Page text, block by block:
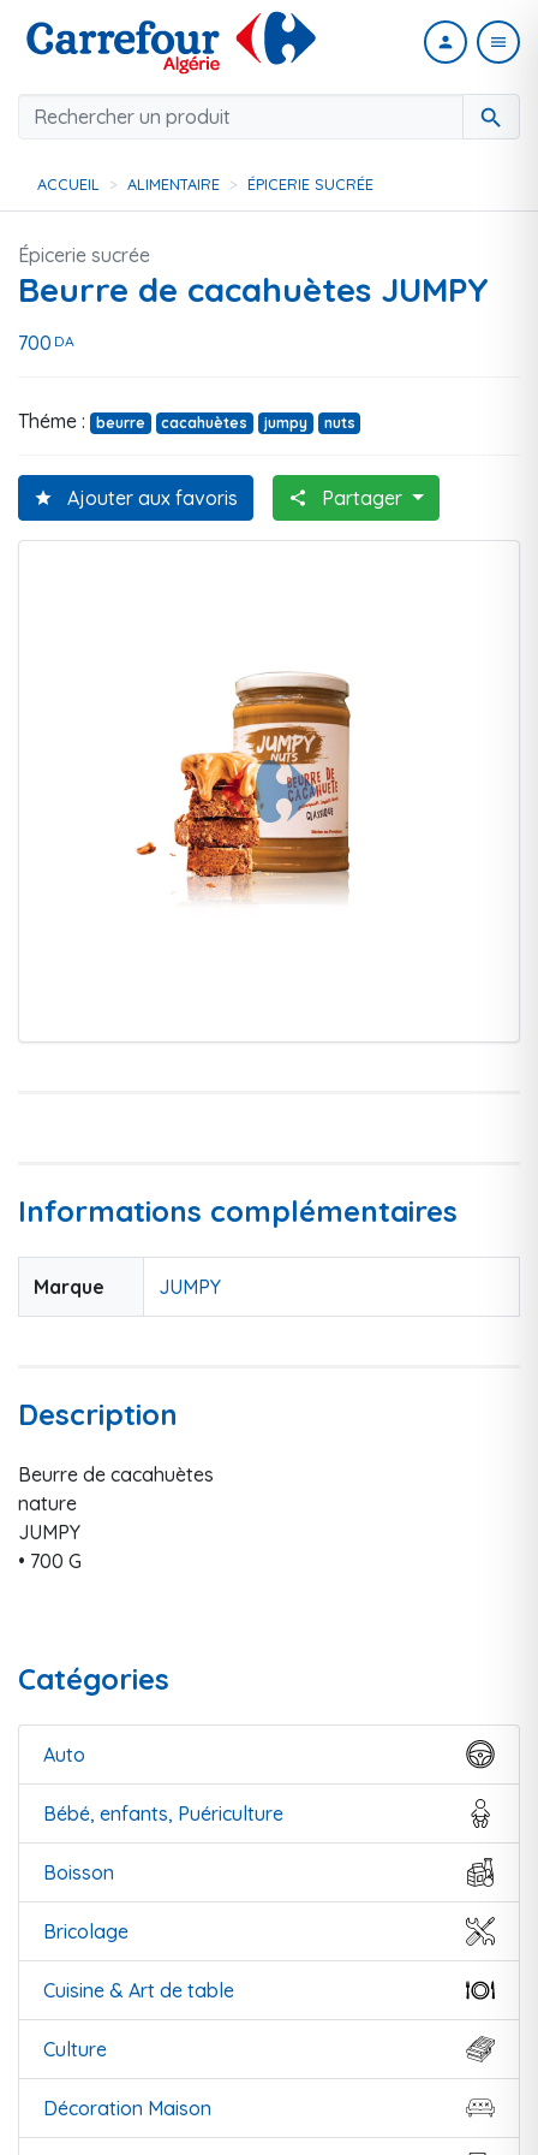
search
person menu
ACCUEIL ALIMENTAIRE ÉPICERIE SUCRÉE
Catégories
Auto
Bébé, enfants, Puériculture
Boisson
Bricolage
Cuisine & Art de table
Culture
Décoration Maison
Épicerie sucrée
Beurre de cacahuètes JUMPY
700 DA
Théme : beurre cacahuètes jumpy nuts
star Ajouter aux favoris share Partager
Informations complémentaires
Marque JUMPY
Description
Beurre de cacahuètes
nature
JUMPY
• 700 G